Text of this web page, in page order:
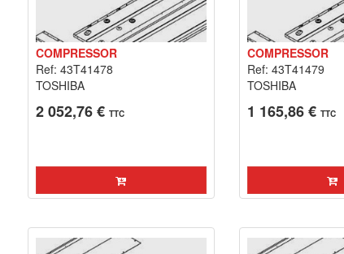
COMPRESSOR
Ref: 43T41478
TOSHIBA
2 052,76 € TTC
COMPRESSOR
Ref: 43T41479
TOSHIBA
1 165,86 € TTC